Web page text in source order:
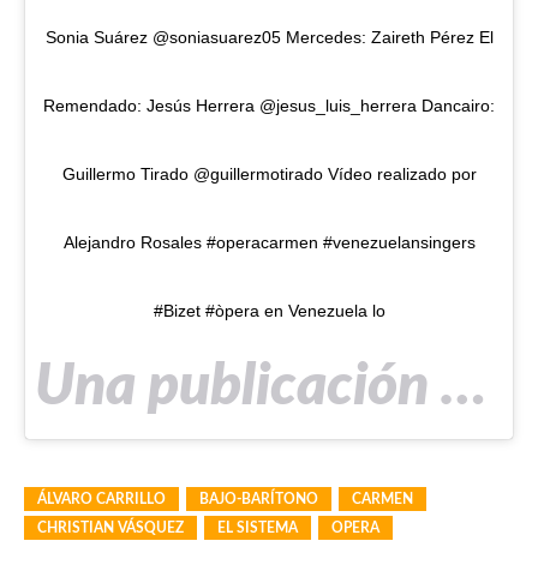
Sonia Suárez @soniasuarez05 Mercedes: Zaireth Pérez El
Remendado: Jesús Herrera @jesus_luis_herrera Dancairo:
Guillermo Tirado @guillermotirado Vídeo realizado por
Alejandro Rosales #operacarmen #venezuelansingers
#Bizet #òpera en Venezuela lo
Una publicación compartida de Alvaro Carrillo Rodríguez (@alvaritonocarrillo) el
ÁLVARO CARRILLO BAJO-BARÍTONO
CARMEN
CHRISTIAN VÁSQUEZ
EL SISTEMA OPERA